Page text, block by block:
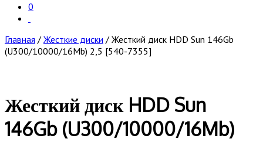
0
Главная / Жесткие диски / Жесткий диск HDD Sun 146Gb
(U300/10000/16Mb) 2,5 [540-7355]
Жесткий диск HDD Sun
146Gb (U300/10000/16Mb)